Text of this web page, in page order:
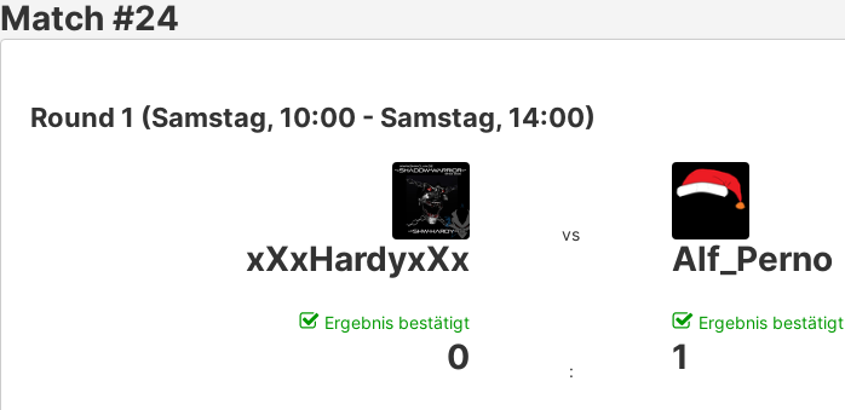
Match #24
Round 1 (Samstag, 10:00 - Samstag, 14:00)
xXxHardyxXx
vs
Alf_Perno
Ergebnis bestätigt Ergebnis bestätigt
0 : 1